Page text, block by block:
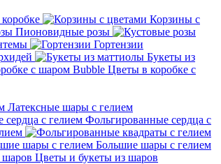
Корзины с
Пионовидные розы
Гортензии
Букеты из
Цветы в коробке с
Латексные шары с гелием
Фольгированные сердца с
Большие шары с гелием
Цветы и букеты из шаров